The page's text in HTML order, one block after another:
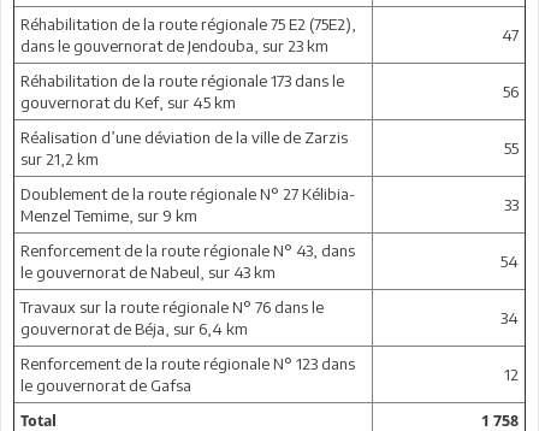
Réhabilitation de la route régionale 75 E2 (75E2),
dans le gouvernorat de Jendouba, sur 23 km
47
Réhabilitation de la route régionale 173 dans le
gouvernorat du Kef, sur 45 km
56
Réalisation d’une déviation de la ville de Zarzis
sur 21,2 km
55
Doublement de la route régionale N° 27 Kélibia-
Menzel Temime, sur 9 km
33
Renforcement de la route régionale N° 43, dans
le gouvernorat de Nabeul, sur 43 km
54
Travaux sur la route régionale N° 76 dans le
gouvernorat de Béja, sur 6,4 km
34
Renforcement de la route régionale N° 123 dans
le gouvernorat de Gafsa
12
Total 1 758